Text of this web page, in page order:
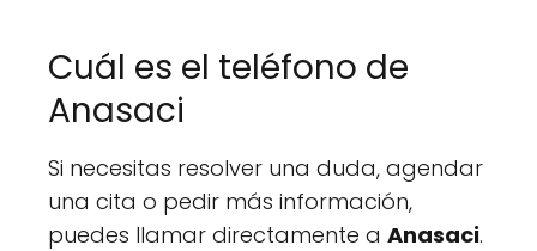
Cuál es el teléfono de
Anasaci
Si necesitas resolver una duda, agendar
una cita o pedir más información,
puedes llamar directamente a Anasaci.